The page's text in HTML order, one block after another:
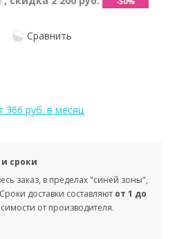
Сравнить
366 руб. в месяц
сроки
заказ, в пределах "синей зоны",
доставки составляют от 1 до
от производителя.